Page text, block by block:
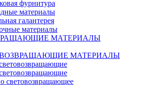
фурнитура
материалы
галантерея
материалы
МАТЕРИАЛЫ
МАТЕРИАЛЫ
световозвращающее